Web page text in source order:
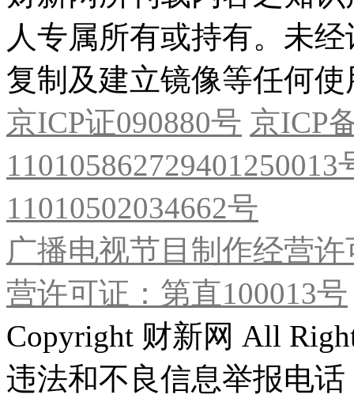
人专属所有或持有。未
复制及建立镜像等任何使
京ICP证090880号 京ICP
11010502034662号
广播电视节目制作经营
营许可证：第直100013号
Copyright 财新网 All
违法和不良信息举报电